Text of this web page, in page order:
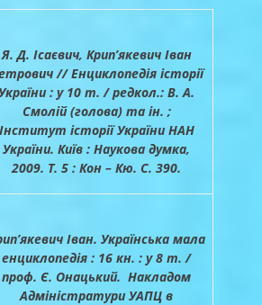
Я. Д. Ісаєвич, Крип’якевич Іван
// Енциклопедія історії
: у 10 т. / редкол.: В. А.
Смолій (голова) та ін. ;
Інститут історії України НАН
України. Київ : Наукова думка,
2009. Т. 5 : Кон – Кю. С. 390.
Іван. Українська мала
енциклопедія : 16 кн. : у 8 т. /
проф. Є. Онацький. Накладом
Адміністратури УАПЦ в